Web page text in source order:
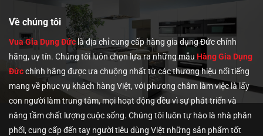
Về chúng tôi
Vua Gia Dụng Đứclà địa chỉ cung cấp hàng gia dụng Đức chính
hãng, uy tín. Chúng tôiluôn chọn lựa ra những mẫu Hàng Gia Dụng
Đứcchính hãng được ưa chuộng nhất từ các thương hiệu nổi tiếng
mang về phục vụ khách hàng Việt, với phương châm làm việc là lấy
con người làm trung tâm, mọi hoạt động đều vì sự phát triển và
nâng tầm chất lượng cuộc sống. Chúng tôi luôn tự hào là nhà phân
phối, cung cấp đến tay người tiêu dùng Việt những sản phẩm tốt